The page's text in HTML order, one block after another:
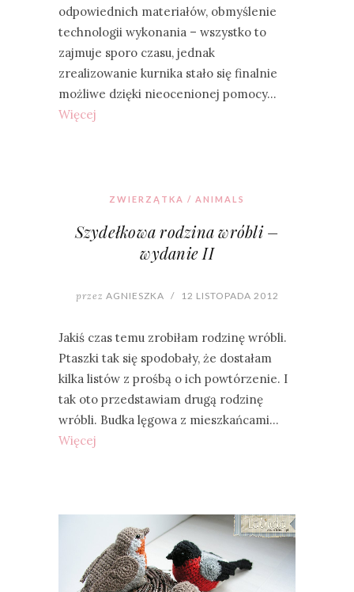
odpowiednich materiałów, obmyślenie
technologii wykonania – wszystko to
zajmuje sporo czasu, jednak
zrealizowanie kurnika stało się finalnie
możliwe dzięki nieocenionej pomocy…
Więcej
ZWIERZĄTKA / ANIMALS
Szydełkowa rodzina wróbli –
wydanie II
przez AGNIESZKA / 12 LISTOPADA 2012
Jakiś czas temu zrobiłam rodzinę wróbli.
Ptaszki tak się spodobały, że dostałam
kilka listów z prośbą o ich powtórzenie. I
tak oto przedstawiam drugą rodzinę
wróbli. Budka lęgowa z mieszkańcami…
Więcej